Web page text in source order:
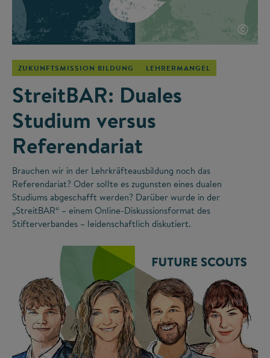
©
ZUKUNFTSMISSION BILDUNG LEHRERMANGEL
StreitBAR: Duales
Studium versus
Referendariat
Brauchen wir in der Lehrkräfteausbildung noch das
Referendariat? Oder sollte es zugunsten eines dualen
Studiums abgeschafft werden? Darüber wurde in der
„StreitBAR“ – einem Online-Diskussionsformat des
Stifterverbandes – leidenschaftlich diskutiert.